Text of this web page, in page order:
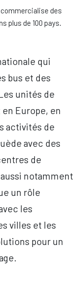
des
plus de 100 pays.
qui
bus et des
unités de
Europe, en
activités de
avec des
de
notamment
un rôle
les
villes et les
pour un